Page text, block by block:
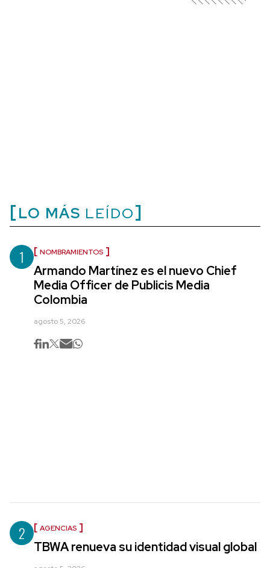
LO MÁS LEÍDO
1 NOMBRAMIENTOS
Armando Martínez es el nuevo Chief
Media Officer de Publicis Media
Colombia
agosto 5, 2026
2 AGENCIAS
TBWA renueva su identidad visual global